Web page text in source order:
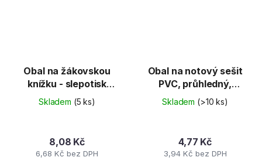
Obal na žákovskou
knížku - slepotisk
4305
Skladem (5 ks)
6,68 Kč bez DPH
8,08 Kč
Obal na notový sešit
PVC, průhledný,
pevný
Skladem (>10 ks)
3,94 Kč bez DPH
4,77 Kč